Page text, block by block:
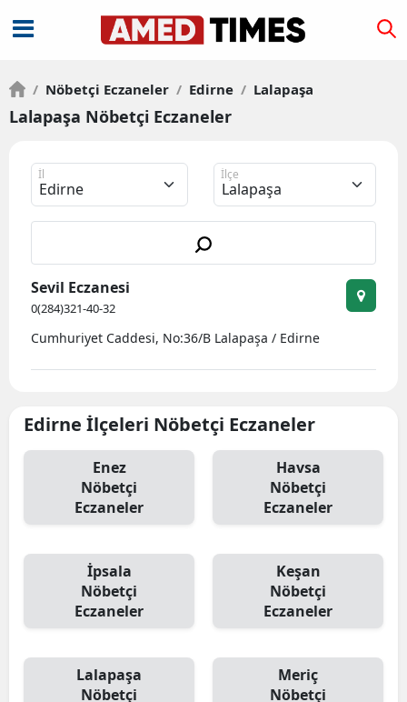
/ Nöbetçi Eczaneler / Edirne / Lalapaşa
Lalapaşa Nöbetçi Eczaneler
İl İlçe
Sevil Eczanesi
0(284)321-40-32
Cumhuriyet Caddesi, No:36/B Lalapaşa / Edirne
Edirne İlçeleri Nöbetçi Eczaneler
Enez
Nöbetçi
Eczaneler
Havsa
Nöbetçi
Eczaneler
İpsala
Nöbetçi
Eczaneler
Keşan
Nöbetçi
Eczaneler
Lalapaşa
Nöbetçi
Meriç
Nöbetçi